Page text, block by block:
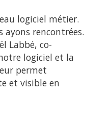
logiciel métier.
ayons rencontrées.
Labbé, co-
logiciel et la
permet
et visible en